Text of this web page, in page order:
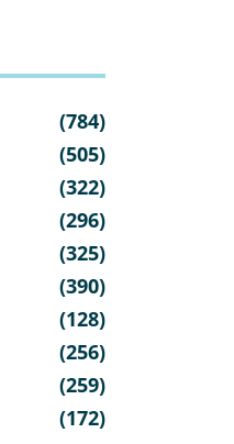
(784)
(505)
(322)
(296)
(325)
(390)
(128)
(256)
(259)
(172)